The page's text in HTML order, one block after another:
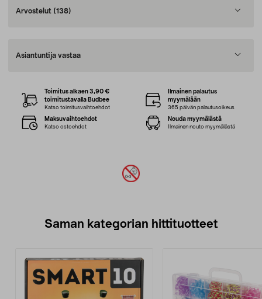
Arvostelut (138)
Asiantuntija vastaa
Toimitus alkaen 3,90 €
toimitustavalla Budbee
Katso toimitusvaihtoehdot
Ilmainen palautus
myymälään
365 päivän palautusoikeus
Maksuvaihtoehdot
Katso ostoehdot
Nouda myymälästä
Ilmainen nouto myymälästä
Saman kategorian hittituotteet